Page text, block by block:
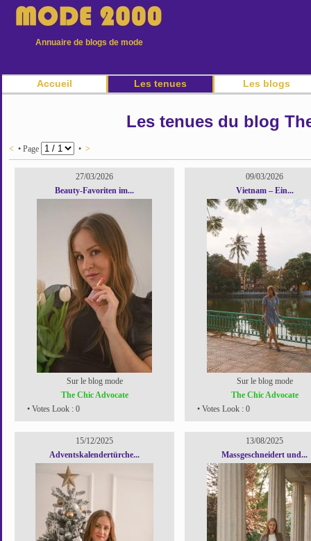
Annuaire de blogs de mode
Accueil Les tenues Les blogs
Les tenues du blog
< • Page • >
27/03/2026
Beauty-Favoriten im...
Sur le blog mode
The Chic Advocate
• Votes Look : 0
09/03/2026
Vietnam – Ein...
Sur le blog mode
The Chic Advocate
• Votes Look : 0
15/12/2025
Adventskalendertürche...
13/08/2025
Massgeschneidert und...